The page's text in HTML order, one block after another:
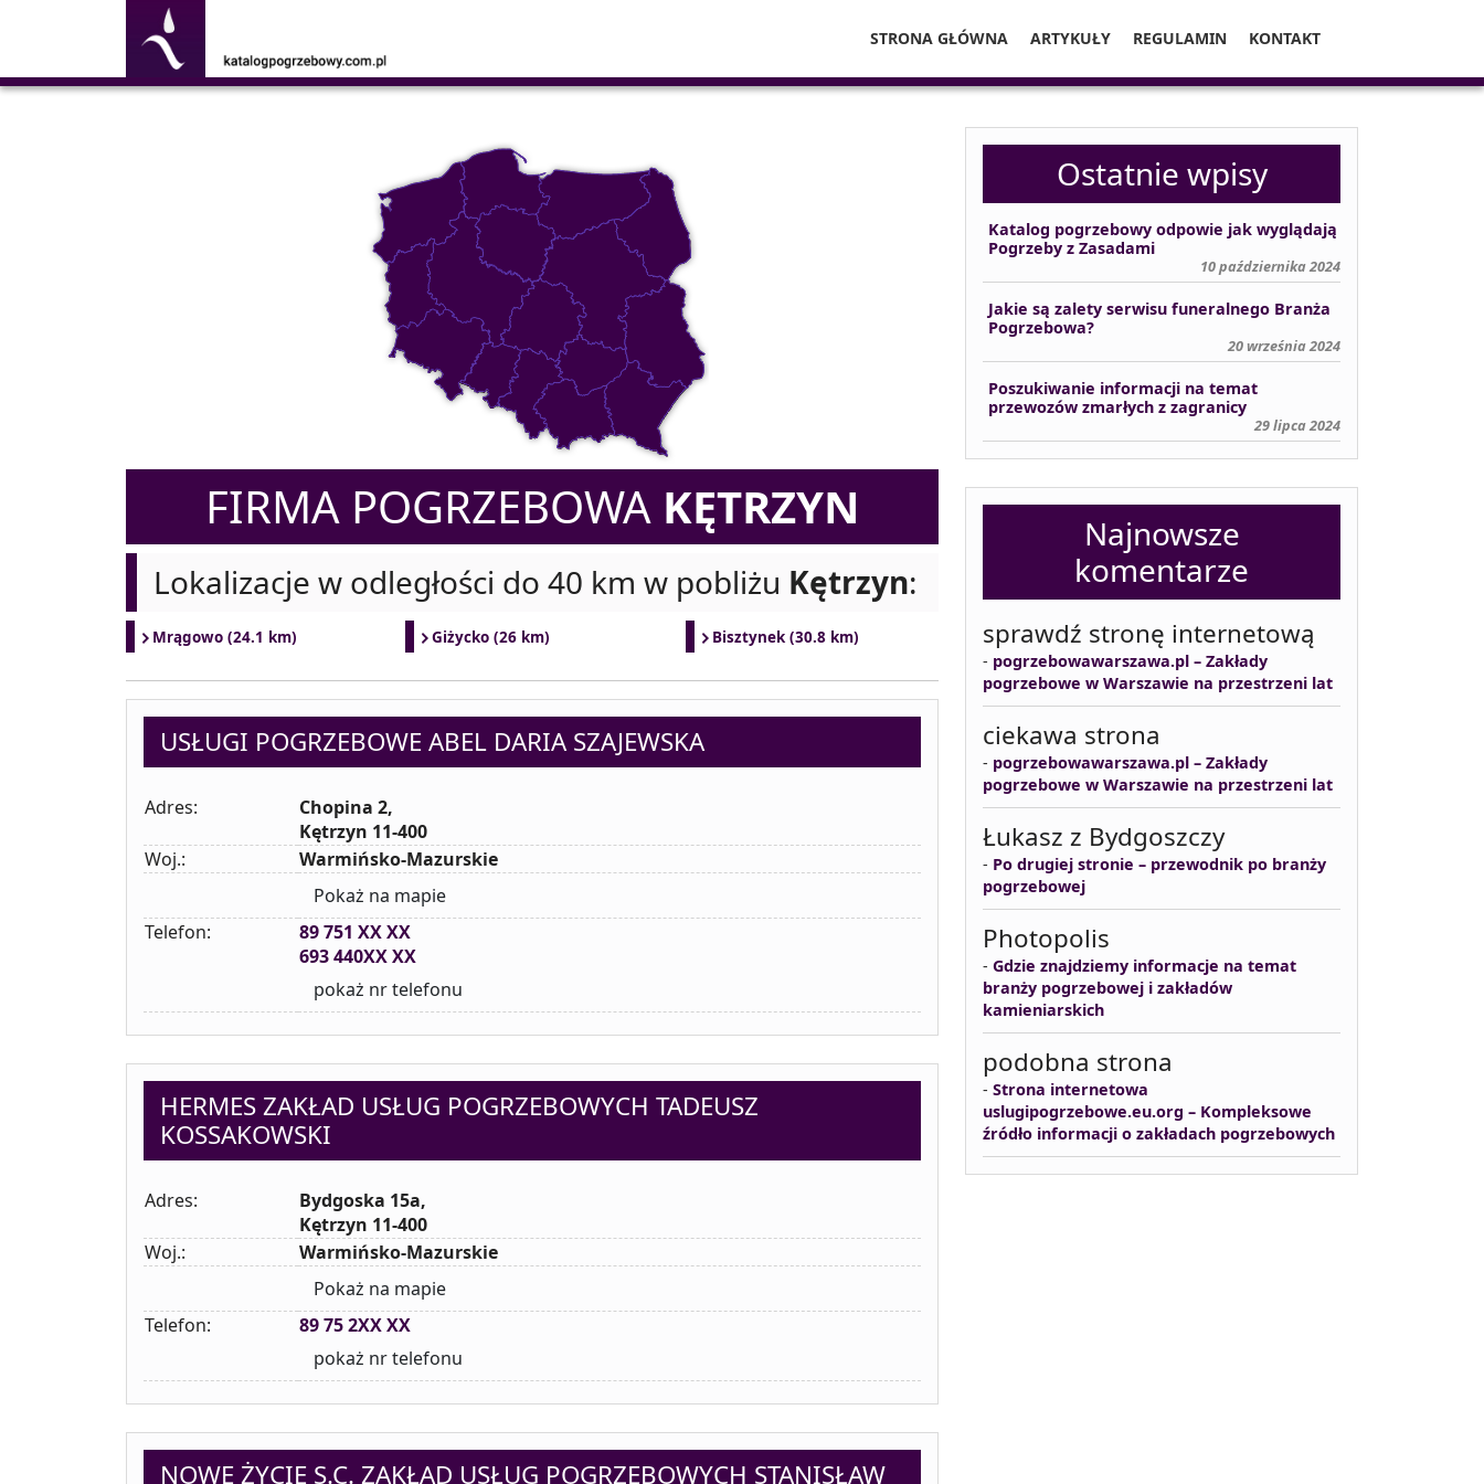
STRONA GŁÓWNA ARTYKUŁY REGULAMIN KONTAKT
FIRMA POGRZEBOWA KĘTRZYN
Lokalizacje w odległości do 40 km w pobliżu Kętrzyn:
Mrągowo (24.1 km) Giżycko (26 km) Bisztynek (30.8 km)
USŁUGI POGRZEBOWE ABEL DARIA SZAJEWSKA
Adres:
Chopina 2,
Kętrzyn 11-400
Woj.:
Warmińsko-Mazurskie
Pokaż na mapie
Telefon:
89 751 XX XX
693 440XX XX
pokaż nr telefonu
HERMES ZAKŁAD USŁUG POGRZEBOWYCH TADEUSZ
KOSSAKOWSKI
Adres:
Bydgoska 15a,
Kętrzyn 11-400
Woj.:
Warmińsko-Mazurskie
Pokaż na mapie
Telefon:
89 75 2XX XX
pokaż nr telefonu
NOWE ŻYCIE S.C. ZAKŁAD USŁUG POGRZEBOWYCH STANISŁAW
Ostatnie wpisy
Katalog pogrzebowy odpowie jak wyglądają
Pogrzeby z Zasadami
10 października 2024
Jakie są zalety serwisu funeralnego Branża
Pogrzebowa?
20 września 2024
Poszukiwanie informacji na temat
przewozów zmarłych z zagranicy
29 lipca 2024
Najnowsze
komentarze
sprawdź stronę internetową
- pogrzebowawarszawa.pl – Zakłady
pogrzebowe w Warszawie na przestrzeni lat
ciekawa strona
- pogrzebowawarszawa.pl – Zakłady
pogrzebowe w Warszawie na przestrzeni lat
Łukasz z Bydgoszczy
- Po drugiej stronie – przewodnik po branży
pogrzebowej
Photopolis
- Gdzie znajdziemy informacje na temat
branży pogrzebowej i zakładów
kamieniarskich
podobna strona
- Strona internetowa
uslugipogrzebowe.eu.org – Kompleksowe
źródło informacji o zakładach pogrzebowych